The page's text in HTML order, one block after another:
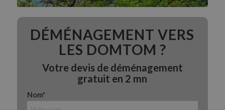
DÉMÉNAGEMENT VERS
LES DOMTOM ?
Votre devis de déménagement
gratuit en 2 mn
Nom*